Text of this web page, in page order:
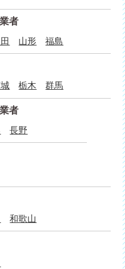
者
山形 福島
栃木 群馬
者
長野
和歌山